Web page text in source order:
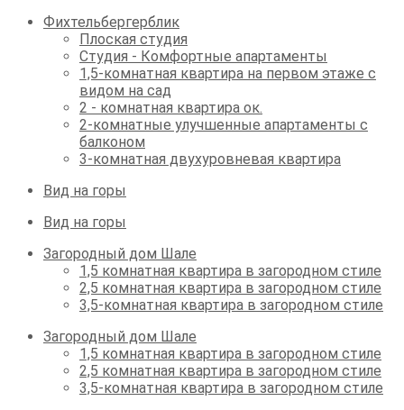
Фихтельбергерблик
Плоская студия
Студия - Комфортные апартаменты
1,5-комнатная квартира на первом этаже с
видом на сад
2 - комнатная квартира ок.
2-комнатные улучшенные апартаменты с
балконом
3-комнатная двухуровневая квартира
Вид на горы
Вид на горы
Загородный дом Шале
1,5 комнатная квартира в загородном стиле
2,5 комнатная квартира в загородном стиле
3,5-комнатная квартира в загородном стиле
Загородный дом Шале
1,5 комнатная квартира в загородном стиле
2,5 комнатная квартира в загородном стиле
3,5-комнатная квартира в загородном стиле